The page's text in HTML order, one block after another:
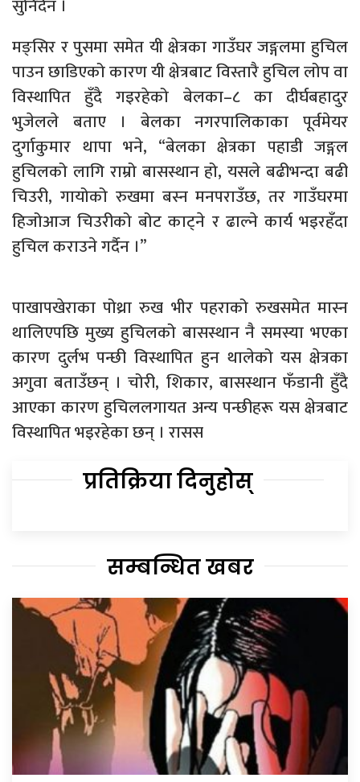
सुनिँदैन ।
मङ्सिर र पुसमा समेत यी क्षेत्रका गाउँघर जङ्गलमा हुचिल
पाउन छाडिएको कारण यी क्षेत्रबाट विस्तारै हुचिल लोप वा
विस्थापित हुँदै गइरहेको बेलका–८ का दीर्घबहादुर
भुजेलले बताए । बेलका नगरपालिकाका पूर्वमेयर
दुर्गाकुमार थापा भने, “बेलका क्षेत्रका पहाडी जङ्गल
हुचिलको लागि राम्रो बासस्थान हो, यसले बढीभन्दा बढी
चिउरी, गायोको रुखमा बस्न मनपराउँछ, तर गाउँघरमा
हिजोआज चिउरीको बोट काट्ने र ढाल्ने कार्य भइरहँदा
हुचिल कराउने गर्दैन ।”
पाखापखेराका पोथ्रा रुख भीर पहराको रुखसमेत मास्न
थालिएपछि मुख्य हुचिलको बासस्थान नै समस्या भएका
कारण दुर्लभ पन्छी विस्थापित हुन थालेको यस क्षेत्रका
अगुवा बताउँछन् । चोरी, शिकार, बासस्थान फँडानी हुँदै
आएका कारण हुचिललगायत अन्य पन्छीहरू यस क्षेत्रबाट
विस्थापित भइरहेका छन् । रासस
प्रतिक्रिया दिनुहोस्
सम्बन्धित खबर